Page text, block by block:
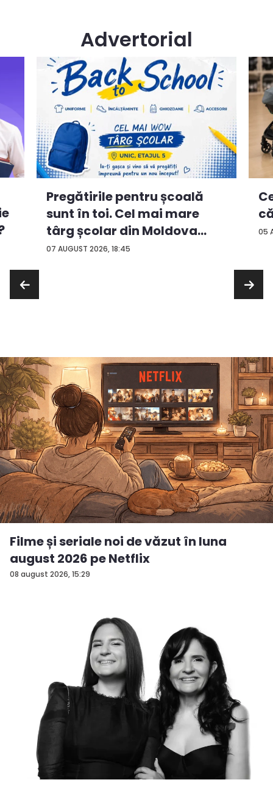
Advertorial
07 AUGUST 2026, 18:45
Pregătirile pentru școală
sunt în toi. Cel mai mare
târg școlar din Moldova
con...
05
08 august 2026, 15:29
Filme și seriale noi de văzut în luna
august 2026 pe Netflix